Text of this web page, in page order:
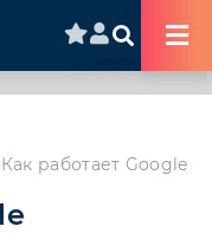
Как работает Google